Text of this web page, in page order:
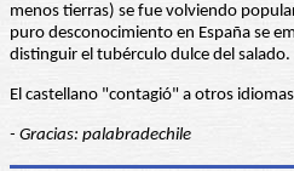
menos tierras) se fue volviendo
puro desconocimiento en España se
distinguir el tubérculo dulce del salado.
El castellano "contagió" a otros
- Gracias: palabradechile